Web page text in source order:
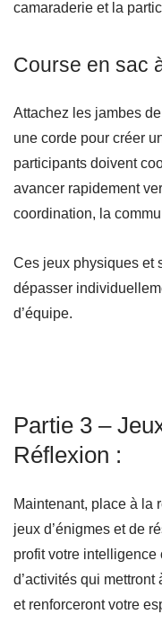
camaraderie et la
Course en sac
Attachez les jambes
une corde pour créer
participants doivent
avancer rapidement
coordination, la
Ces jeux physiques et
dépasser
d’équipe.
Partie 3 –
Réflexion :
Maintenant, place à la
jeux d’énigmes et de
profit votre
d’activités qui
et renforceront votre